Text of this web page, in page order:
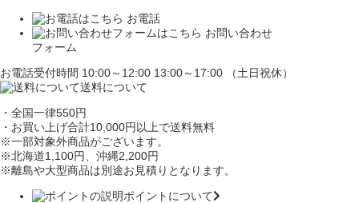
お電話
お問い合わせ
フォーム
お電話受付時間 10:00～12:00 13:00～17:00 （土日祝休）
送料について
・全国一律550円
・お買い上げ合計10,000円以上で送料無料
※一部対象外商品がございます。
※北海道1,100円 、沖縄2,200円
※離島や大型商品は別途お見積りとなります。
ポイントについて